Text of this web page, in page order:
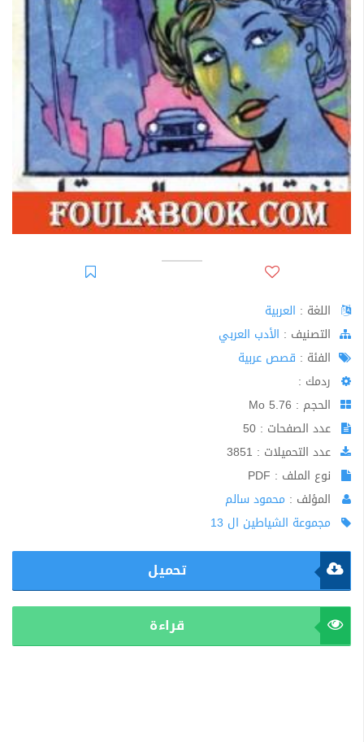
اللغة : العربية
اﻟﺘﺼﻨﻴﻒ : الأدب العربي
الفئة : قصص عربية
ردمك :
الحجم : 5.76 Mo
عدد الصفحات : 50
عدد التحميلات : 3851
نوع الملف : PDF
المؤلف : محمود سالم
مجموعة الشياطين ال 13
تحميل
قراءة